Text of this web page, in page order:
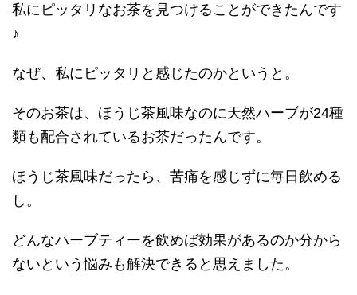
私にピッタリなお茶を見つけることができたんです
♪
なぜ、私にピッタリと感じたのかというと。
そのお茶は、ほうじ茶風味なのに天然ハーブが24種
類も配合されているお茶だったんです。
ほうじ茶風味だったら、苦痛を感じずに毎日飲める
し。
どんなハーブティーを飲めば効果があるのか分から
ないという悩みも解決できると思えました。